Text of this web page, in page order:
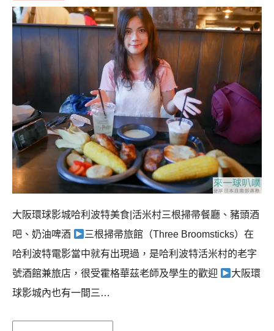
大阪環球影城哈利波特美食|活米村三根掃帚餐廳、豬頭酒
吧、奶油啤酒
三根掃帚旅館（Three Broomsticks）在
哈利波特電影當中就有出現過，是哈利波特活米村的老字
號酒館兼旅店，很受霍格華茲老師及學生的歡迎
大阪環
球影城內也有一間三…